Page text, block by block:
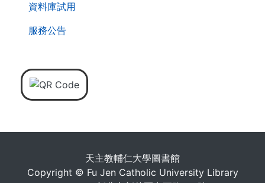
資料庫試用
服務公告
天主教輔仁大學圖書館
Copyright © Fu Jen Catholic University Library